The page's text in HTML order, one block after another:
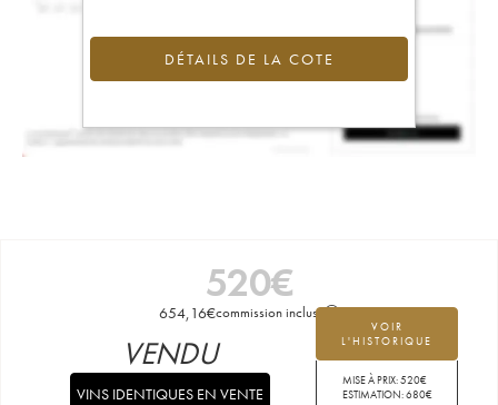
DÉTAILS DE LA COTE
520€
654,16€commission incluse
VOIR
L'HISTORIQUE
MISE À PRIX:520€
ESTIMATION:680€
VENDU
VINS IDENTIQUES EN VENTE